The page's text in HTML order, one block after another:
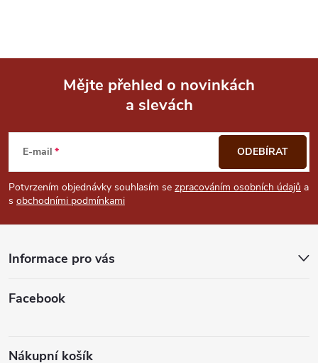
p
p
a
Mějte přehled o novinkách
a slevách
E-mail
Potvrzením objednávky souhlasím se zpracováním osobních údajů a
s obchodními podmínkami
ODEBÍRAT
Informace pro vás
Facebook
Nákupní košík